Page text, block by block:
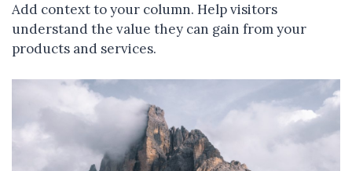
Add context to your column. Help visitors
understand the value they can gain from your
products and services.